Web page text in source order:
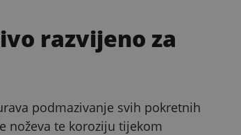
razvijeno za
podmazivanje svih pokretnih
noževa te koroziju tijekom